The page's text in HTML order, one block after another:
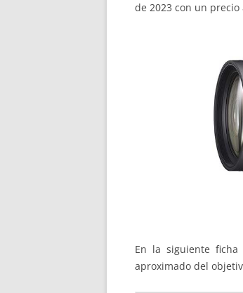
de 2023 con un precio
En la siguiente ficha
aproximado del